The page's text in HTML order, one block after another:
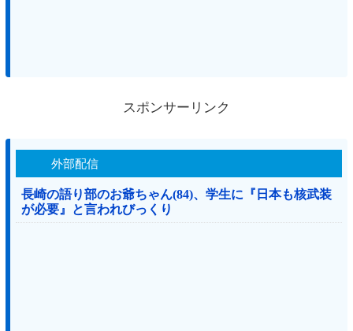
スポンサーリンク
外部配信
長崎の語り部のお爺ちゃん(84)、学生に『日本も核武装
が必要』と言われびっくり